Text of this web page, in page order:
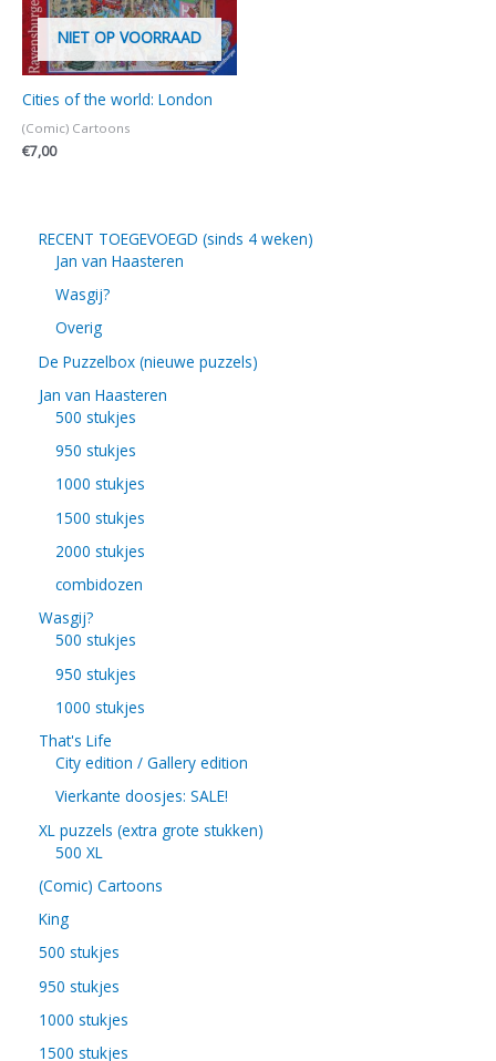
NIET OP VOORRAAD
Cities of the world: London
(Comic) Cartoons
€7,00
RECENT TOEGEVOEGD (sinds 4 weken)
Jan van Haasteren
Wasgij?
Overig
De Puzzelbox (nieuwe puzzels)
Jan van Haasteren
500 stukjes
950 stukjes
1000 stukjes
1500 stukjes
2000 stukjes
combidozen
Wasgij?
500 stukjes
950 stukjes
1000 stukjes
That's Life
City edition / Gallery edition
Vierkante doosjes: SALE!
XL puzzels (extra grote stukken)
500 XL
(Comic) Cartoons
King
500 stukjes
950 stukjes
1000 stukjes
1500 stukjes